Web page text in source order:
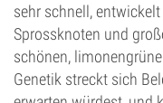
sehr schnell,
Sprossknoten und
schönen,
Genetik streckt sich